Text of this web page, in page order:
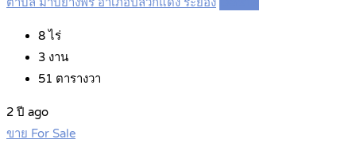
8 ไร่
3 งาน
51 ตารางวา
2 ปี ago
ขาย For Sale